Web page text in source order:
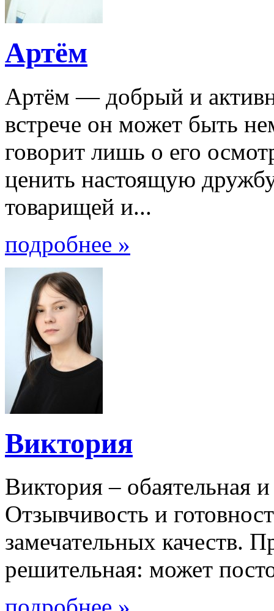
Артём
Артём — добрый и
встрече он может быть
говорит лишь о его
ценить настоящую
товарищей и...
подробнее »
Виктория
Виктория – обаятельная
Отзывчивость и
замечательных качеств.
решительная: может